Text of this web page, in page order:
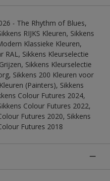
- The Rhythm of Blues,
RIJKS Kleuren, Sikkens
Klassieke Kleuren,
RAL, Sikkens Kleurselectie
Sikkens Kleurselectie
Sikkens 200 Kleuren voor
(Painters), Sikkens
Colour Futures 2024,
Colour Futures 2022,
Futures 2020, Sikkens
Futures 2018